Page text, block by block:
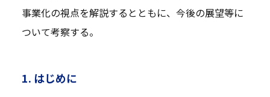
事業化の視点を解説するとともに、今後の展望等に
ついて考察する。
1. はじめに